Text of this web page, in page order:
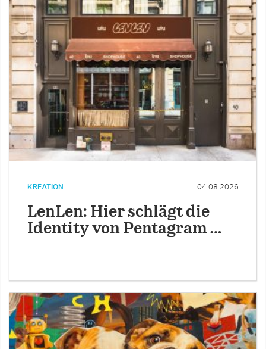
KREATION 04.08.2026
LenLen: Hier schlägt die
Identity von Pentagram …